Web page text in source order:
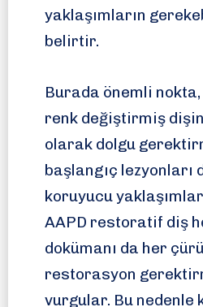
yaklaşımların
belirtir.
Burada önemli
renk değiştirmiş
olarak dolgu
başlangıç lezyonları
koruyucu
AAPD restoratif diş
dokümanı da her
restorasyon
vurgular. Bu nedenle